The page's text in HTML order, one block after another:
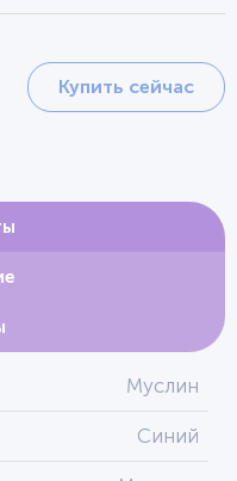
Купить сейчас
Муслин
Синий